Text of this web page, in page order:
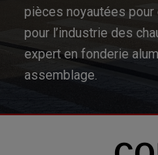
pièces noyautées
pour l’industrie des
expert en fonderie
assemblage.